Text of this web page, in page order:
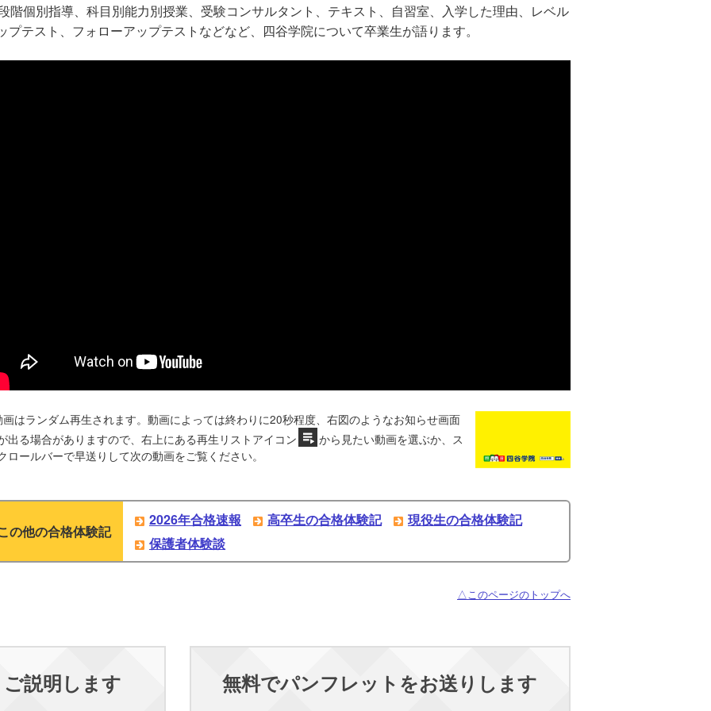
階個別指導、科目別能力別授業、受験コンサルタント、テキスト、自習室、入学した理由、レベル
プテスト、フォローアップテストなどなど、四谷学院について卒業生が語ります。
画はランダム再生されます。動画によっては終わりに20秒程度、右図のようなお知らせ画面
出る場合がありますので、右上にある再生リストアイコン
から見たい動画を選ぶか、ス
ロールバーで早送りして次の動画をご覧ください。
の他の合格体験記
2026年合格速報 高卒生の合格体験記
現役生の合格体験記
保護者体験談
△このページのトップへ
説明します 無料でパンフレットをお送りします